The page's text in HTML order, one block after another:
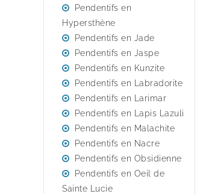
Pendentifs en
Hypersthène
Pendentifs en Jade
Pendentifs en Jaspe
Pendentifs en Kunzite
Pendentifs en Labradorite
Pendentifs en Larimar
Pendentifs en Lapis Lazuli
Pendentifs en Malachite
Pendentifs en Nacre
Pendentifs en Obsidienne
Pendentifs en Oeil de
Sainte Lucie